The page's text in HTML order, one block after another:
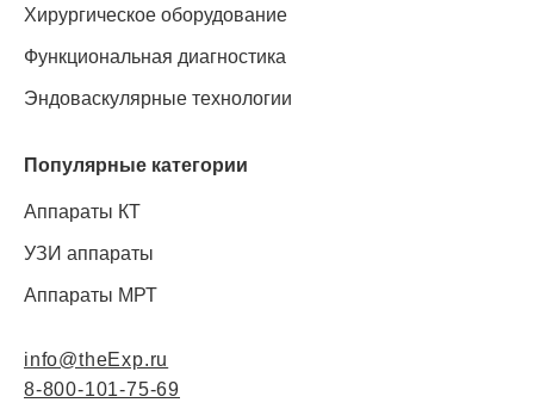
Хирургическое оборудование
Функциональная диагностика
Эндоваскулярные технологии
Популярные категории
Аппараты КТ
УЗИ аппараты
Аппараты МРТ
info@theExp.ru
8-800-101-75-69